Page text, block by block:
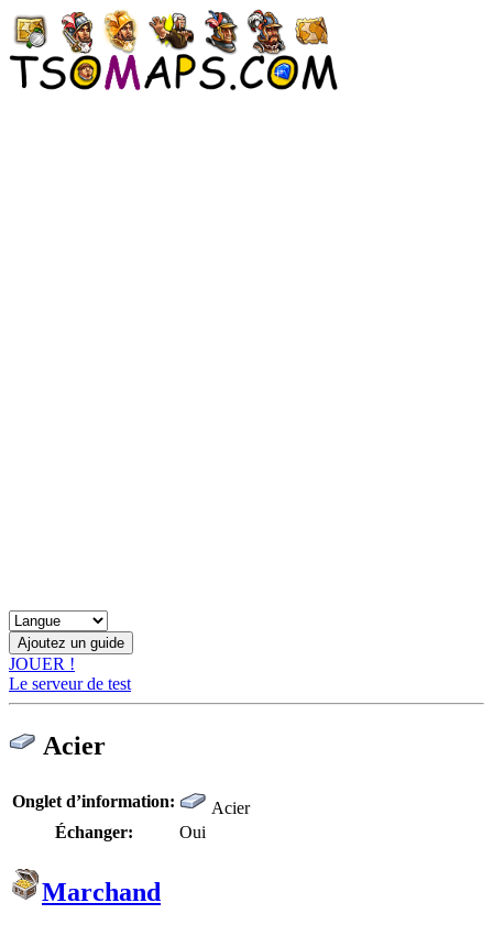
JOUER !
Le serveur de test
Acier
Onglet d’information:
Acier
Échanger:
Oui
Marchand